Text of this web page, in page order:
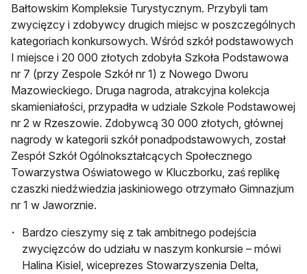
Bałtowskim Kompleksie Turystycznym. Przybyli tam
zwycięzcy i zdobywcy drugich miejsc w poszczególnych
kategoriach konkursowych. Wśród szkół podstawowych
I miejsce i 20 000 złotych zdobyła Szkoła Podstawowa
nr 7 (przy Zespole Szkół nr 1) z Nowego Dworu
Mazowieckiego. Druga nagroda, atrakcyjna kolekcja
skamieniałości, przypadła w udziale Szkole Podstawowej
nr 2 w Rzeszowie. Zdobywcą 30 000 złotych, głównej
nagrody w kategorii szkół ponadpodstawowych, został
Zespół Szkół Ogólnokształcących Społecznego
Towarzystwa Oświatowego w Kluczborku, zaś replikę
czaszki niedźwiedzia jaskiniowego otrzymało Gimnazjum
nr 1 w Jaworznie.
Bardzo cieszymy się z tak ambitnego podejścia
zwycięzców do udziału w naszym konkursie – mówi
Halina Kisiel, wiceprezes Stowarzyszenia Delta,